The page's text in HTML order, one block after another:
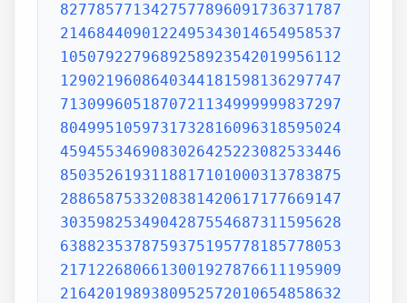
8277857713427577896091736371787
2146844090122495343014654958537
1050792279689258923542019956112
1290219608640344181598136297747
7130996051870721134999999837297
8049951059731732816096318595024
4594553469083026425223082533446
8503526193118817101000313783875
2886587533208381420617177669147
3035982534904287554687311595628
6388235378759375195778185778053
2171226806613001927876611195909
2164201989380952572010654858632